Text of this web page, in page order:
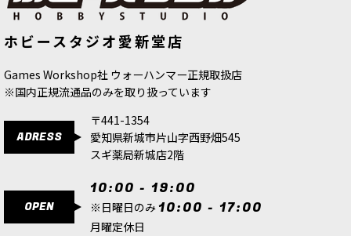
ホビースタジオ愛新堂店
Games Workshop社 ウォーハンマー正規取扱店
※国内正規流通品のみを取り扱っています
ADRESS
〒441-1354
愛知県新城市片山字西野畑545
スギ薬局新城店2階
OPEN
10:00 - 19:00
※日曜日のみ 10:00 - 17:00
月曜定休日